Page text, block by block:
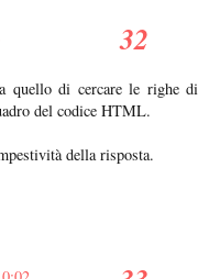
quello di cercare le righe di
del codice HTML.
della risposta.